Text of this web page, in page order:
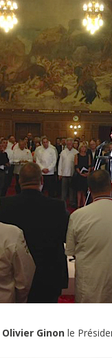
Olivier Ginon le